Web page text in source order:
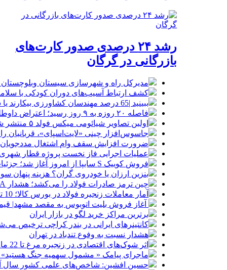
رشد ۲۴ درصدی صدور کارت‌های
بازرگانی در گرگان
مدیرکل راه و شهرسازی سیستان وبلوچستان خبر داد بهره برداری از ۱۲۰ کیلومتر
کشف ارتباط آسیب‌های دوران کودکی با
ببینید |65 درصد مهندسان کشاورزی بیکارند یا شغل تخصصی ندارند
فاصله ۲۰ روزه به ۹ روز رسید؛ اعتراض داوطلبان کنکور ۱۴۰۵ به نابرابری آموزشی
اولین تصاویر شیائومی میکس فولد ۵ منتشر شد
جاسوس‌افزار چینی «لایت‌اسپای»، قربانیان را در ۱۳ کشور ازجمله آمریکا
ضرورت افزایش سقف وام اشتغال مددجویان به 400 میلیون
عملیات اجرایی فاز نخست پروژه قطار
فروش کوییک S سایپا از امروز آغاز شد؛ جزئیات ثبت‌نام و شرایط
بنزین ارزان یا خودروی گران؟ هزینه
چین ترمز صادرات فولاد را می‌کشد؛ هشدار CISA به فولادسازان
آمار معاملات زنجیره فولاد در بورس کالا؛ 10 تا 14 مرداد 1405
آغاز فروش بلیت اتوبوس به مقصد مشهد|
برترین مراکز خرید لگو در بازار ایران
کانتینرهای ایرانی در بندر کراچی ترخیص می‌شود| تخفیف ۸۰ درصدی برای
هشدار نسبت به وفوع تندباد در تهران
اثر شوک‌های اقتصادی در زنجیره مرغ تا 22 ماه باقی می‌ماند
ماجرای پیامک « مشمول سهمیه جنگ
حسین افشین: شاخص‌های علمی کشور سال